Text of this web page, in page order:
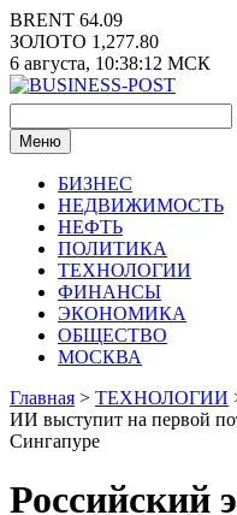
Перейти
к
содержимому
BRENT 64.09
ЗОЛОТО 1,277.80
6 августа, 10:38:12 МСК
Меню
БИЗНЕС
НЕДВИЖИМОСТЬ
НЕФТЬ
ПОЛИТИКА
ТЕХНОЛОГИИ
ФИНАНСЫ
ЭКОНОМИКА
ОБЩЕСТВО
МОСКВА
Главная > ТЕХНОЛОГИИ
ИИ выступит на первой
Сингапуре
Российский